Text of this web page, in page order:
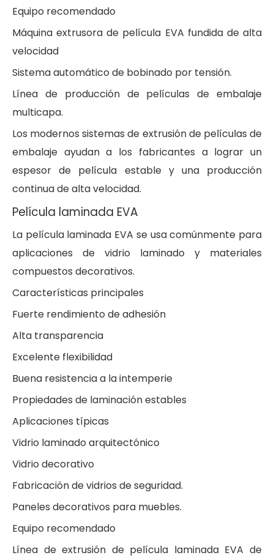
Equipo recomendado
Máquina extrusora de película EVA fundida de alta
velocidad
Sistema automático de bobinado por tensión.
Línea de producción de películas de embalaje
multicapa.
Los modernos sistemas de extrusión de películas de
embalaje ayudan a los fabricantes a lograr un
espesor de película estable y una producción
continua de alta velocidad.
Película laminada EVA
La película laminada EVA se usa comúnmente para
aplicaciones de vidrio laminado y materiales
compuestos decorativos.
Características principales
Fuerte rendimiento de adhesión
Alta transparencia
Excelente flexibilidad
Buena resistencia a la intemperie
Propiedades de laminación estables
Aplicaciones típicas
Vidrio laminado arquitectónico
Vidrio decorativo
Fabricación de vidrios de seguridad.
Paneles decorativos para muebles.
Equipo recomendado
Línea de extrusión de película laminada EVA de